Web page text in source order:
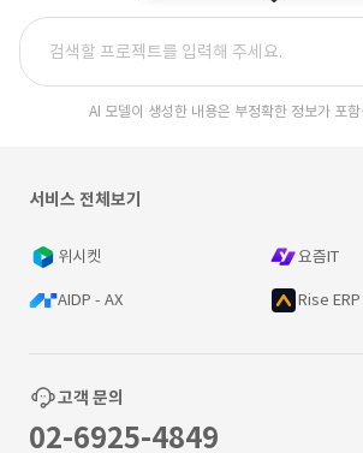
AI 모델이 생성한 내용은 부정확한 정보가 포
서비스 전체보기
위시켓 요즘IT
AIDP - AX Rise ERP
고객 문의
02-6925-4849